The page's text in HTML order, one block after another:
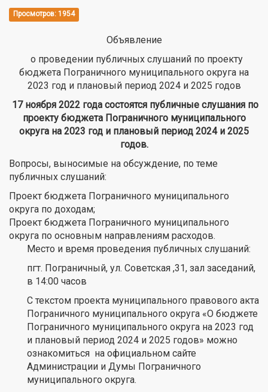
Просмотров: 1954
Объявление
о проведении публичных слушаний по проекту
бюджета Пограничного муниципального округа на
2023 год и плановый период 2024 и 2025 годов
17 ноября 2022 года состоятся публичные слушания по
проекту бюджета Пограничного муниципального
округа на 2023 год и плановый период 2024 и 2025
годов.
Вопросы, выносимые на обсуждение, по теме
публичных слушаний:
Проект бюджета Пограничного муниципального
округа по доходам;
Проект бюджета Пограничного муниципального
округа по основным направлениям расходов.
Место и время проведения публичных слушаний:
пгт. Пограничный, ул. Советская ,31, зал заседаний,
в 14:00 часов
С текстом проекта муниципального правового акта
Пограничного муниципального округа «О бюджете
Пограничного муниципального округа на 2023 год
и плановый период 2024 и 2025 годов» можно
ознакомиться на официальном сайте
Администрации и Думы Пограничного
муниципального округа.